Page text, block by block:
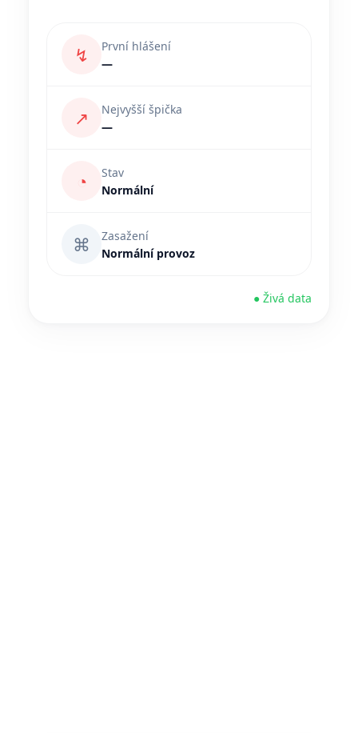
↯
První hlášení
—
↗
Nejvyšší špička
—
◔
Stav
Normální
⌘
Zasažení
Normální provoz
● Živá data